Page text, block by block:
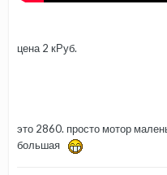
цена 2 кРуб.
это 2860. просто мотор
большая